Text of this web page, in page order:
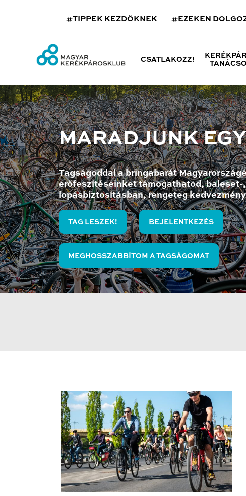
#TIPPEK KEZDŐKNEK #EZEKEN
CSATLAKOZZ!
MARADJUNK
Tagságoddal a bringabarát
erőfeszítéseinket támogathatod, baleset-
lopásbiztosításban, rengeteg
TAG LESZEK! BEJELENTKEZÉS
MEGHOSSZABBÍTOM A TAGSÁGOMAT